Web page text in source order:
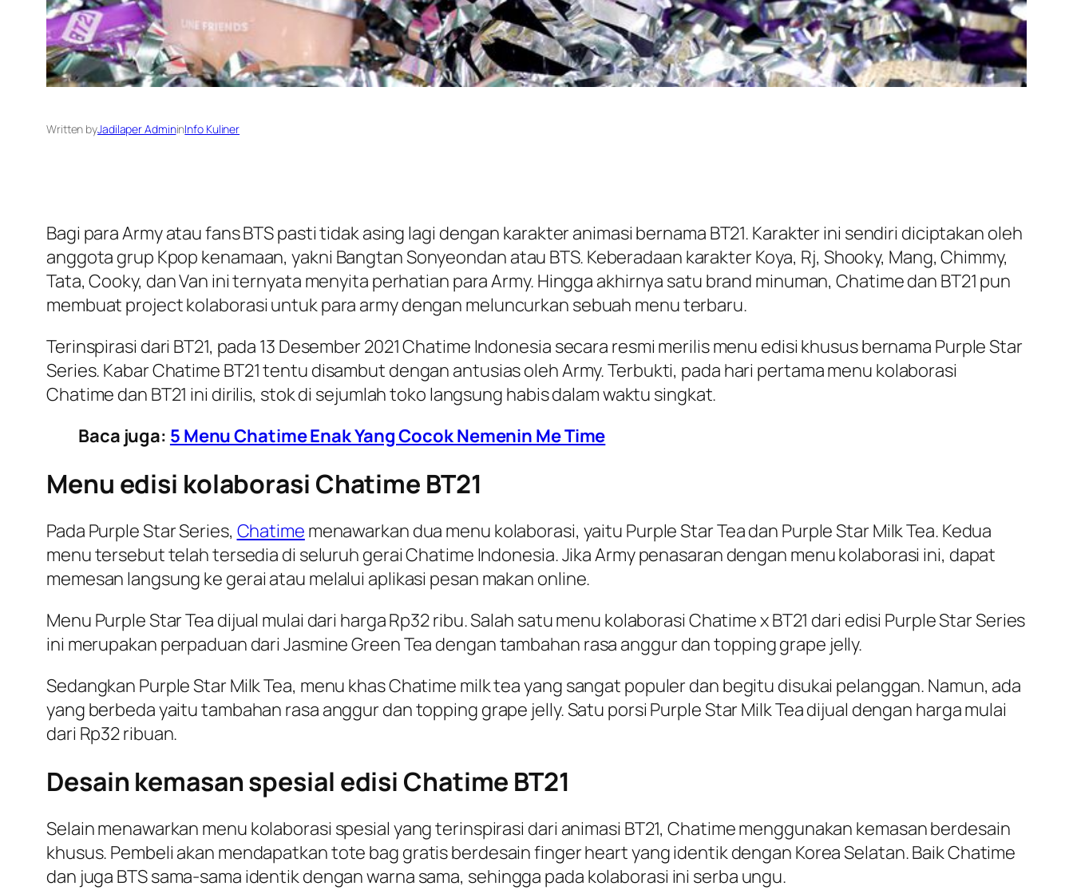
Written byJadilaper AdmininInfo Kuliner
Bagi para Army atau fans BTS pasti tidak asing lagi dengan karakter animasi bernama BT21. Karakter ini sendiri diciptakan oleh
anggota grup Kpop kenamaan, yakni Bangtan Sonyeondan atau BTS. Keberadaan karakter Koya, Rj, Shooky, Mang, Chimmy,
Tata, Cooky, dan Van ini ternyata menyita perhatian para Army. Hingga akhirnya satu brand minuman, Chatime dan BT21 pun
membuat projectkolaborasi untuk para army dengan meluncurkan sebuah menu terbaru.
Terinspirasi dari BT21, pada 13 Desember 2021 Chatime Indonesia secara resmi merilis menu edisi khusus bernama Purple Star
Series. Kabar Chatime BT21 tentu disambut dengan antusias oleh Army. Terbukti, pada hari pertama menu kolaborasi
Chatime dan BT21 ini dirilis, stok di sejumlah toko langsung habis dalam waktu singkat.
Baca juga: 5 Menu Chatime Enak Yang Cocok Nemenin Me Time
Menu edisi kolaborasi Chatime BT21
Pada Purple Star Series, Chatime menawarkan dua menu kolaborasi, yaitu Purple Star Tea dan Purple Star Milk Tea. Kedua
menu tersebut telah tersedia di seluruh gerai Chatime Indonesia. Jika Army penasaran dengan menu kolaborasi ini, dapat
memesan langsung ke gerai atau melalui aplikasi pesan makan online.
Menu Purple Star Tea dijual mulai dari harga Rp32 ribu. Salah satu menu kolaborasi Chatime x BT21 dari edisi Purple Star Series
ini merupakan perpaduan dari Jasmine Green Tea dengan tambahan rasa anggur dan topping grape jelly.
Sedangkan Purple Star Milk Tea, menu khas Chatime milk tea yang sangat populer dan begitu disukai pelanggan. Namun, ada
yang berbeda yaitu tambahan rasa anggur dan topping grape jelly. Satu porsi Purple Star Milk Tea dijual dengan harga mulai
dari Rp32 ribuan.
Desain kemasan spesial edisi Chatime BT21
Selain menawarkan menu kolaborasi spesial yang terinspirasi dari animasi BT21, Chatime menggunakan kemasan berdesain
khusus. Pembeli akan mendapatkantote bag gratis berdesainfinger heartyang identik dengan Korea Selatan. Baik Chatime
dan juga BTS sama-sama identik dengan warna sama, sehingga pada kolaborasi ini serba ungu.